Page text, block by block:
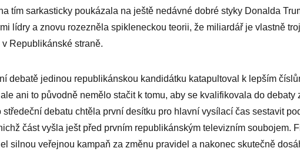
tím sarkasticky poukázala na ještě nedávné dobré styky Donalda
lídry a znovu rozezněla spikleneckou teorii, že miliardář je vlastně
v Republikánské straně.
debatě jedinou republikánskou kandidátku katapultoval k lepším
ani to původně nemělo stačit k tomu, aby se kvalifikovala do debaty
středeční debatu chtěla první desítku pro hlavní vysílací čas sestavit
část vyšla ješt před prvním republikánským televizním soubojem.
silnou veřejnou kampaň za změnu pravidel a nakonec skutečně